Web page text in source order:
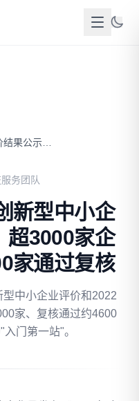
务团队
新型中小企
超3000家企
家通过复核
中小企业评价和2022
家、复核通过约4600
门第一站"。